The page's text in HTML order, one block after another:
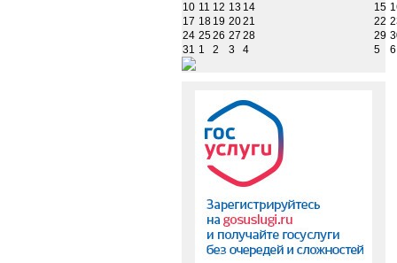
10 11 12 13 14 15
17 18 19 2021 22
24 2526 27 28 29
31 1 2 3 4 5 6